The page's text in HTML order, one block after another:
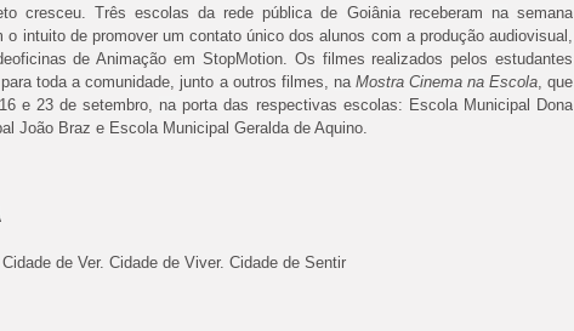
cresceu. Três escolas da rede pública de Goiânia receberam nasemana
o intuito de promover um contato único dos alunos com a produção audiovisual,
de Animação em StopMotion. Os filmes realizados pelos estudantes
toda a comunidade, junto a outros filmes, na Mostra Cinema naEscola, que
e 23 de setembro, naporta das respectivas escolas: Escola Municipal Dona
João Braz e Escola Municipal Geralda de Aquino.
de Ver. Cidade de Viver. Cidade de Sentir